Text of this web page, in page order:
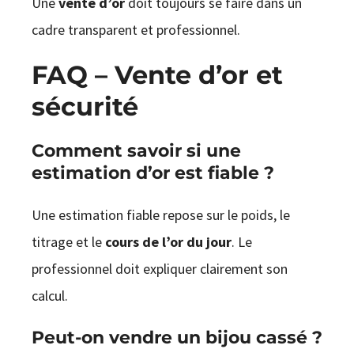
cadre transparent et professionnel.
FAQ – Vente d’or et
sécurité
Comment savoir si une
estimation d’or est fiable ?
Une estimation fiable repose sur le poids, le
titrage et le cours de l’or du jour. Le
professionnel doit expliquer clairement son
calcul.
Peut-on vendre un bijou cassé ?